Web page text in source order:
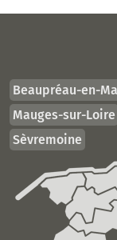
Beaupréau-en-
Mauges-sur-Loire
Sèvremoine